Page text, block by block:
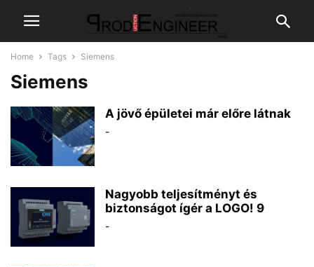
Home Tags Siemens
Siemens
A jövő épületei már előre látnak
-
Nagyobb teljesítményt és
biztonságot ígér a LOGO! 9
-